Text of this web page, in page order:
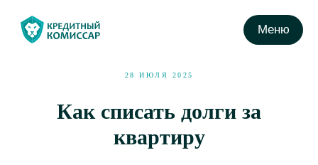
28 ИЮЛЯ 2025
Как списать долги за
квартиру